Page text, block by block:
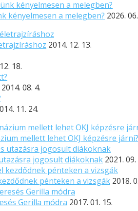
kényelmesen a melegben? 2026.
2014. 12. 13.
18.
2014. 08. 4.
11. 24.
mellett lehet OKJ képzésre járni?
jogosult diákoknak 2021. 09.
pénteken a vizsgák 2018.
Gerilla módra 2017. 01. 15.